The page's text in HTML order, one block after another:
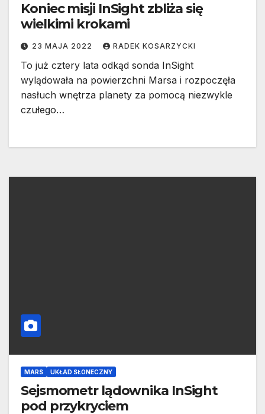
Koniec misji InSight zbliża się
wielkimi krokami
23 MAJA 2022 RADEK KOSARZYCKI
To już cztery lata odkąd sonda InSight
wylądowała na powierzchni Marsa i rozpoczęła
nasłuch wnętrza planety za pomocą niezwykle
czułego…
MARS UKŁAD SŁONECZNY
Sejsmometr lądownika InSight
pod przykryciem